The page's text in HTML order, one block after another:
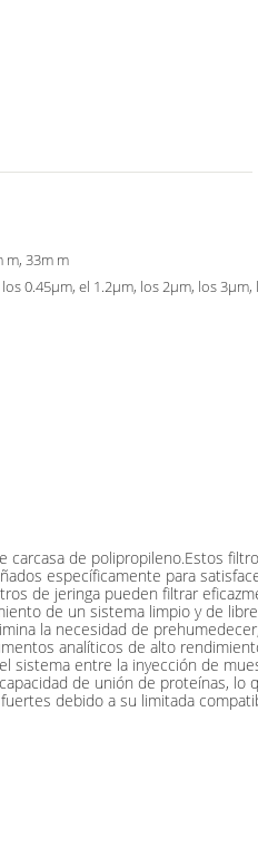
m, 33m m
0.45μm, el 1.2μm, los 2μm, los 3μm,
carcasa de polipropileno.Estos
específicamente para
de jeringa pueden filtrar
de un sistema limpio y de
la necesidad de
analíticos de alto
sistema entre la inyección de
de unión de proteínas, lo
debido a su limitada